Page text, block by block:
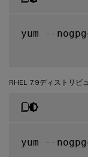
yum --
RHEL 7.9ディストリビ
yum --